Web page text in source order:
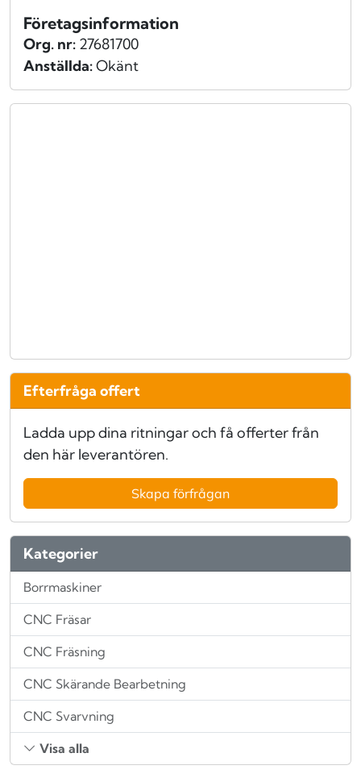
Företagsinformation
Org. nr: 27681700
Anställda:Okänt
Efterfråga offert
Ladda upp dina ritningar och få offerter från
den här leverantören.
Skapa förfrågan
Kategorier
Borrmaskiner
CNC Fräsar
CNC Fräsning
CNC Skärande Bearbetning
CNC Svarvning
Visa alla